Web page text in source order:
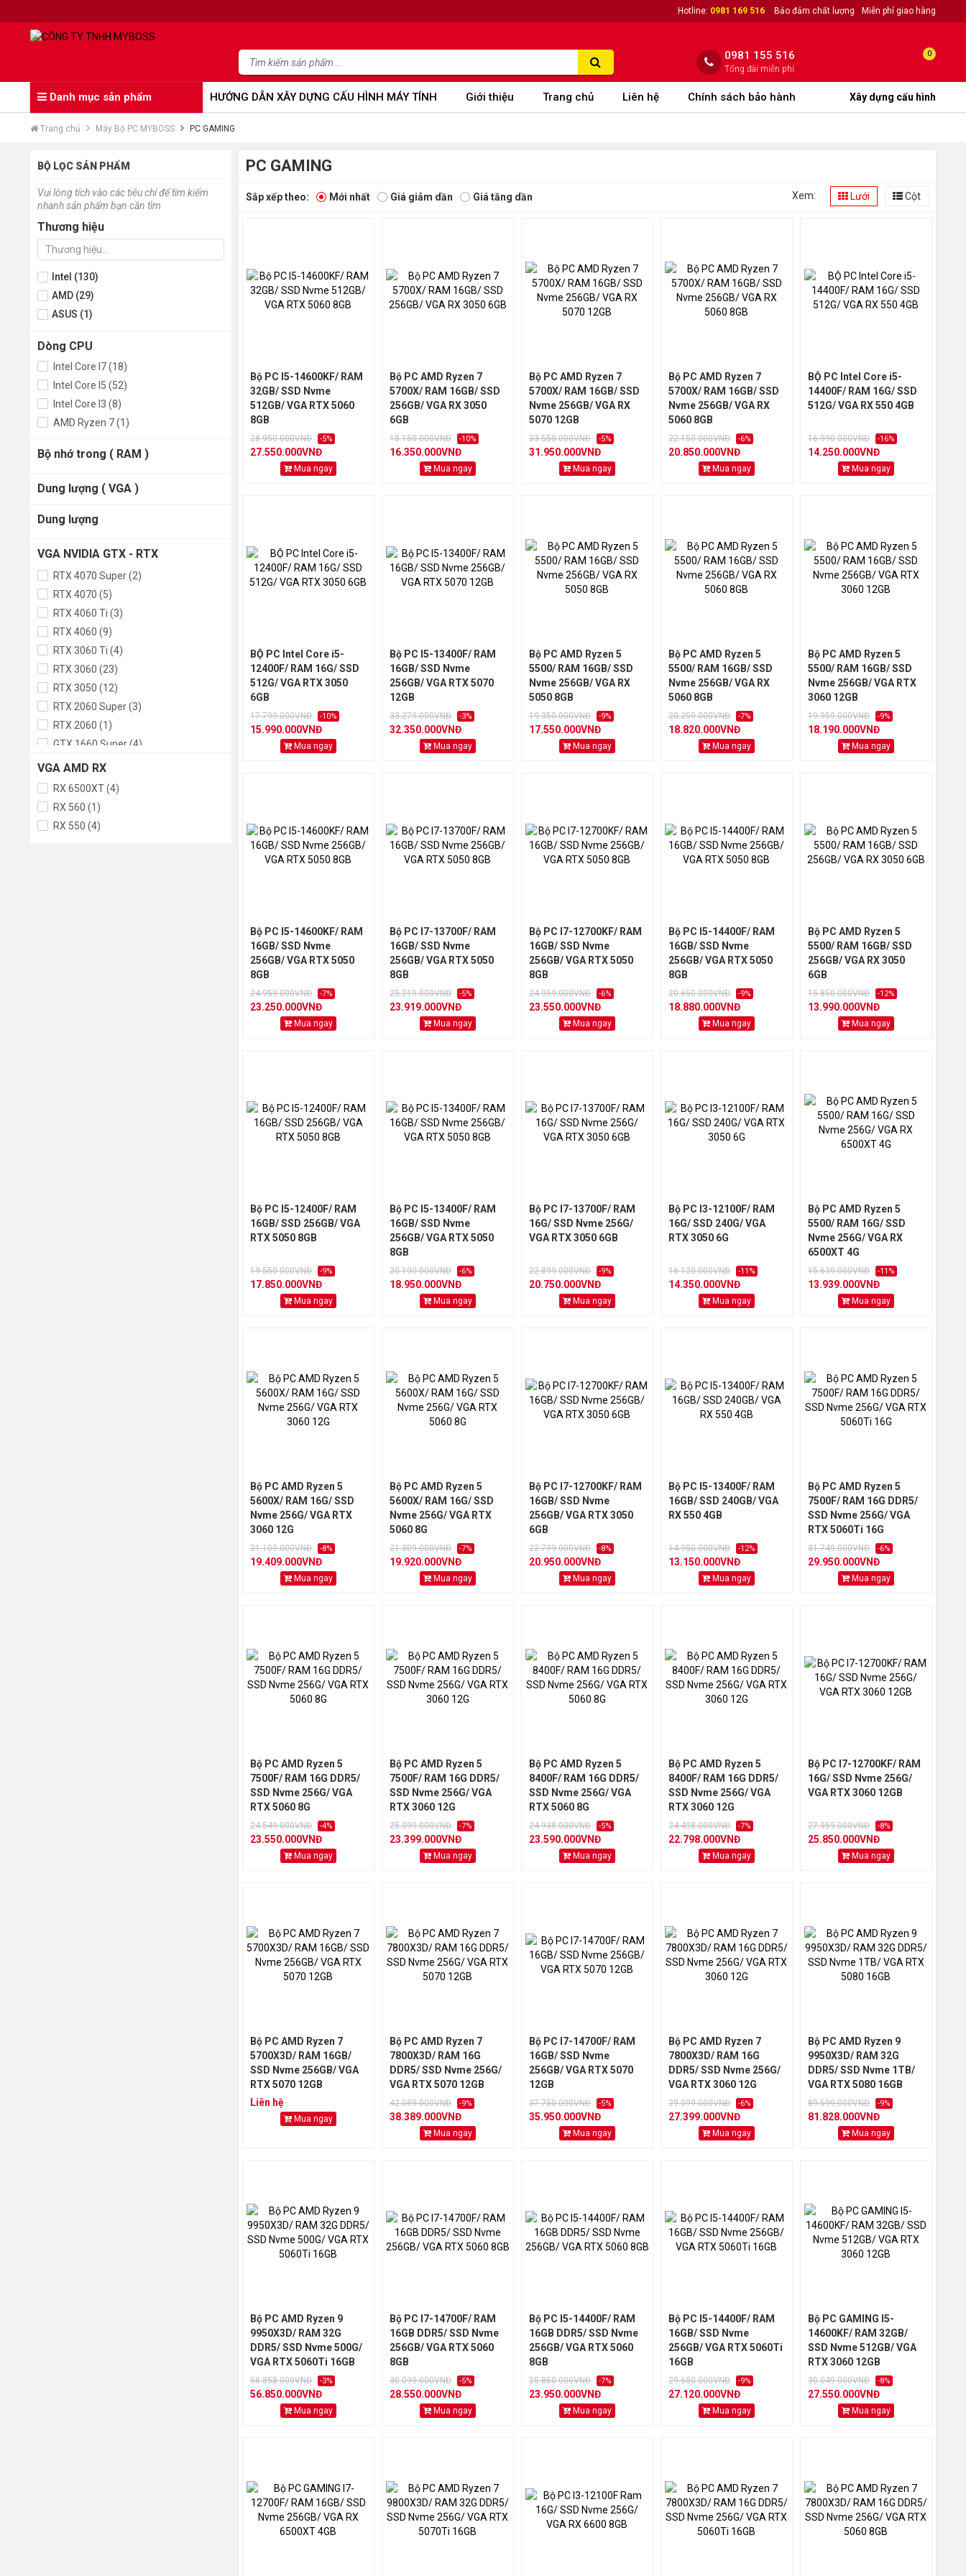
Hotline: 0981 169 516 Bảo đảm chất lượng Miễn phí giao hàng
0981 155 516
Tổng đài miễn phí
0
Danh mục sản phẩm HƯỚNG DẪN XÂY DỰNG CẤU HÌNH MÁY TÍNH Giới thiệu Trang chủ Liên hệ Chính sách bảo hành Xây dựng cấu hình
Trang chủ Máy Bộ PC MYBOSS PC GAMING
BỘ LỌC SẢN PHẨM
Vui lòng tích vào các tiêu chí để tìm kiếm
nhanh sản phẩm bạn cần tìm
Thương hiệu
Intel (130)
AMD (29)
ASUS (1)
Dòng CPU
Intel Core I7 (18)
Intel Core I5 (52)
Intel Core I3 (8)
AMD Ryzen 7 (1)
Bộ nhớ trong ( RAM )
Dung lượng ( VGA )
Dung lượng
VGA NVIDIA GTX - RTX
RTX 4070 Super (2)
RTX 4070 (5)
RTX 4060 Ti (3)
RTX 4060 (9)
RTX 3060 Ti (4)
RTX 3060 (23)
RTX 3050 (12)
RTX 2060 Super (3)
RTX 2060 (1)
GTX 1660 Super (4)
GT 730 (1)
VGA AMD RX
RX 6500XT (4)
RX 560 (1)
RX 550 (4)
PC GAMING
Sắp xếp theo: Mới nhất Giá giảm dần Giá tăng dần Xem: Lưới Cột
Bộ PC I5-14600KF/ RAM
32GB/ SSD Nvme
512GB/ VGA RTX 5060
8GB
28.950.000VNĐ -5%
27.550.000VNĐ
Mua ngay
Bộ PC AMD Ryzen 7
5700X/ RAM 16GB/ SSD
256GB/ VGA RX 3050
6GB
18.150.000VNĐ -10%
16.350.000VNĐ
Mua ngay
Bộ PC AMD Ryzen 7
5700X/ RAM 16GB/ SSD
Nvme 256GB/ VGA RX
5070 12GB
33.550.000VNĐ -5%
31.950.000VNĐ
Mua ngay
Bộ PC AMD Ryzen 7
5700X/ RAM 16GB/ SSD
Nvme 256GB/ VGA RX
5060 8GB
22.150.000VNĐ -6%
20.850.000VNĐ
Mua ngay
BỘ PC Intel Core i5-
14400F/ RAM 16G/ SSD
512G/ VGA RX 550 4GB
16.990.000VNĐ -16%
14.250.000VNĐ
Mua ngay
BỘ PC Intel Core i5-
12400F/ RAM 16G/ SSD
512G/ VGA RTX 3050
6GB
17.799.000VNĐ -10%
15.990.000VNĐ
Mua ngay
Bộ PC I5-13400F/ RAM
16GB/ SSD Nvme
256GB/ VGA RTX 5070
12GB
33.279.000VNĐ -3%
32.350.000VNĐ
Mua ngay
Bộ PC AMD Ryzen 5
5500/ RAM 16GB/ SSD
Nvme 256GB/ VGA RX
5050 8GB
19.350.000VNĐ -9%
17.550.000VNĐ
Mua ngay
Bộ PC AMD Ryzen 5
5500/ RAM 16GB/ SSD
Nvme 256GB/ VGA RX
5060 8GB
20.259.000VNĐ -7%
18.820.000VNĐ
Mua ngay
Bộ PC AMD Ryzen 5
5500/ RAM 16GB/ SSD
Nvme 256GB/ VGA RTX
3060 12GB
19.959.000VNĐ -9%
18.190.000VNĐ
Mua ngay
Bộ PC I5-14600KF/ RAM
16GB/ SSD Nvme
256GB/ VGA RTX 5050
8GB
24.959.000VNĐ -7%
23.250.000VNĐ
Mua ngay
Bộ PC I7-13700F/ RAM
16GB/ SSD Nvme
256GB/ VGA RTX 5050
8GB
25.219.000VNĐ -5%
23.919.000VNĐ
Mua ngay
Bộ PC I7-12700KF/ RAM
16GB/ SSD Nvme
256GB/ VGA RTX 5050
8GB
24.959.000VNĐ -6%
23.550.000VNĐ
Mua ngay
Bộ PC I5-14400F/ RAM
16GB/ SSD Nvme
256GB/ VGA RTX 5050
8GB
20.650.000VNĐ -9%
18.880.000VNĐ
Mua ngay
Bộ PC AMD Ryzen 5
5500/ RAM 16GB/ SSD
256GB/ VGA RX 3050
6GB
15.850.000VNĐ -12%
13.990.000VNĐ
Mua ngay
Bộ PC I5-12400F/ RAM
16GB/ SSD 256GB/ VGA
RTX 5050 8GB
19.550.000VNĐ -9%
17.850.000VNĐ
Mua ngay
Bộ PC I5-13400F/ RAM
16GB/ SSD Nvme
256GB/ VGA RTX 5050
8GB
20.190.000VNĐ -6%
18.950.000VNĐ
Mua ngay
Bộ PC I7-13700F/ RAM
16G/ SSD Nvme 256G/
VGA RTX 3050 6GB
22.899.000VNĐ -9%
20.750.000VNĐ
Mua ngay
Bộ PC I3-12100F/ RAM
16G/ SSD 240G/ VGA
RTX 3050 6G
16.120.000VNĐ -11%
14.350.000VNĐ
Mua ngay
Bộ PC AMD Ryzen 5
5500/ RAM 16G/ SSD
Nvme 256G/ VGA RX
6500XT 4G
15.639.000VNĐ -11%
13.939.000VNĐ
Mua ngay
Bộ PC AMD Ryzen 5
5600X/ RAM 16G/ SSD
Nvme 256G/ VGA RTX
3060 12G
21.109.000VNĐ -8%
19.409.000VNĐ
Mua ngay
Bộ PC AMD Ryzen 5
5600X/ RAM 16G/ SSD
Nvme 256G/ VGA RTX
5060 8G
21.309.000VNĐ -7%
19.920.000VNĐ
Mua ngay
Bộ PC I7-12700KF/ RAM
16GB/ SSD Nvme
256GB/ VGA RTX 3050
6GB
22.799.000VNĐ -8%
20.950.000VNĐ
Mua ngay
Bộ PC I5-13400F/ RAM
16GB/ SSD 240GB/ VGA
RX 550 4GB
14.950.000VNĐ -12%
13.150.000VNĐ
Mua ngay
Bộ PC AMD Ryzen 5
7500F/ RAM 16G DDR5/
SSD Nvme 256G/ VGA
RTX 5060Ti 16G
31.749.000VNĐ -6%
29.950.000VNĐ
Mua ngay
Bộ PC AMD Ryzen 5
7500F/ RAM 16G DDR5/
SSD Nvme 256G/ VGA
RTX 5060 8G
24.549.000VNĐ -4%
23.550.000VNĐ
Mua ngay
Bộ PC AMD Ryzen 5
7500F/ RAM 16G DDR5/
SSD Nvme 256G/ VGA
RTX 3060 12G
25.099.000VNĐ -7%
23.399.000VNĐ
Mua ngay
Bộ PC AMD Ryzen 5
8400F/ RAM 16G DDR5/
SSD Nvme 256G/ VGA
RTX 5060 8G
24.938.000VNĐ -5%
23.590.000VNĐ
Mua ngay
Bộ PC AMD Ryzen 5
8400F/ RAM 16G DDR5/
SSD Nvme 256G/ VGA
RTX 3060 12G
24.498.000VNĐ -7%
22.798.000VNĐ
Mua ngay
Bộ PC I7-12700KF/ RAM
16G/ SSD Nvme 256G/
VGA RTX 3060 12GB
27.959.000VNĐ -8%
25.850.000VNĐ
Mua ngay
Bộ PC AMD Ryzen 7
5700X3D/ RAM 16GB/
SSD Nvme 256GB/ VGA
RTX 5070 12GB
Liên hệ
Mua ngay
Bộ PC AMD Ryzen 7
7800X3D/ RAM 16G
DDR5/ SSD Nvme 256G/
VGA RTX 5070 12GB
42.089.000VNĐ -9%
38.389.000VNĐ
Mua ngay
Bộ PC I7-14700F/ RAM
16GB/ SSD Nvme
256GB/ VGA RTX 5070
12GB
37.750.000VNĐ -5%
35.950.000VNĐ
Mua ngay
Bộ PC AMD Ryzen 7
7800X3D/ RAM 16G
DDR5/ SSD Nvme 256G/
VGA RTX 3060 12G
29.099.000VNĐ -6%
27.399.000VNĐ
Mua ngay
Bộ PC AMD Ryzen 9
9950X3D/ RAM 32G
DDR5/ SSD Nvme 1TB/
VGA RTX 5080 16GB
89.599.000VNĐ -9%
81.828.000VNĐ
Mua ngay
Bộ PC AMD Ryzen 9
9950X3D/ RAM 32G
DDR5/ SSD Nvme 500G/
VGA RTX 5060Ti 16GB
58.858.000VNĐ -3%
56.850.000VNĐ
Mua ngay
Bộ PC I7-14700F/ RAM
16GB DDR5/ SSD Nvme
256GB/ VGA RTX 5060
8GB
30.099.000VNĐ -5%
28.550.000VNĐ
Mua ngay
Bộ PC I5-14400F/ RAM
16GB DDR5/ SSD Nvme
256GB/ VGA RTX 5060
8GB
25.850.000VNĐ -7%
23.950.000VNĐ
Mua ngay
Bộ PC I5-14400F/ RAM
16GB/ SSD Nvme
256GB/ VGA RTX 5060Ti
16GB
29.650.000VNĐ -9%
27.120.000VNĐ
Mua ngay
Bộ PC GAMING I5-
14600KF/ RAM 32GB/
SSD Nvme 512GB/ VGA
RTX 3060 12GB
30.049.000VNĐ -8%
27.550.000VNĐ
Mua ngay